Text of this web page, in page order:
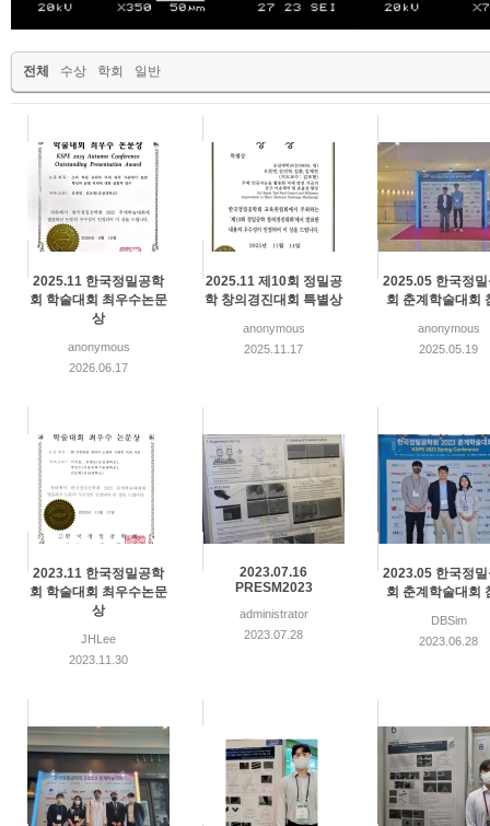
전체 수상 학회 일반
2025.11 한국정밀공학
회 학술대회 최우수논문
상
anonymous
2026.06.17
2025.11 제10회 정밀공
학 창의경진대회 특별상
anonymous
2025.11.17
2025.05 한국정
회 춘계학술대회
anonymous
2025.05.19
2023.11 한국정밀공학
회 학술대회 최우수논문
상
JHLee
2023.11.30
2023.07.16
PRESM2023
administrator
2023.07.28
2023.05 한국정
회 춘계학술대회
DBSim
2023.06.28